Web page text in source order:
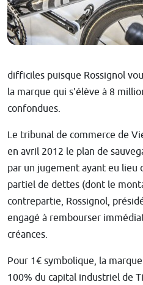
difficiles puisque Rossignol
la marque qui s'élève à 8
confondues.
Le tribunal de commerce de
en avril 2012 le plan de
par un jugement ayant eu lieu
partiel de dettes (dont le
contrepartie, Rossignol,
engagé à rembourser
créances.
Pour 1€ symbolique, la
100% du capital industriel de